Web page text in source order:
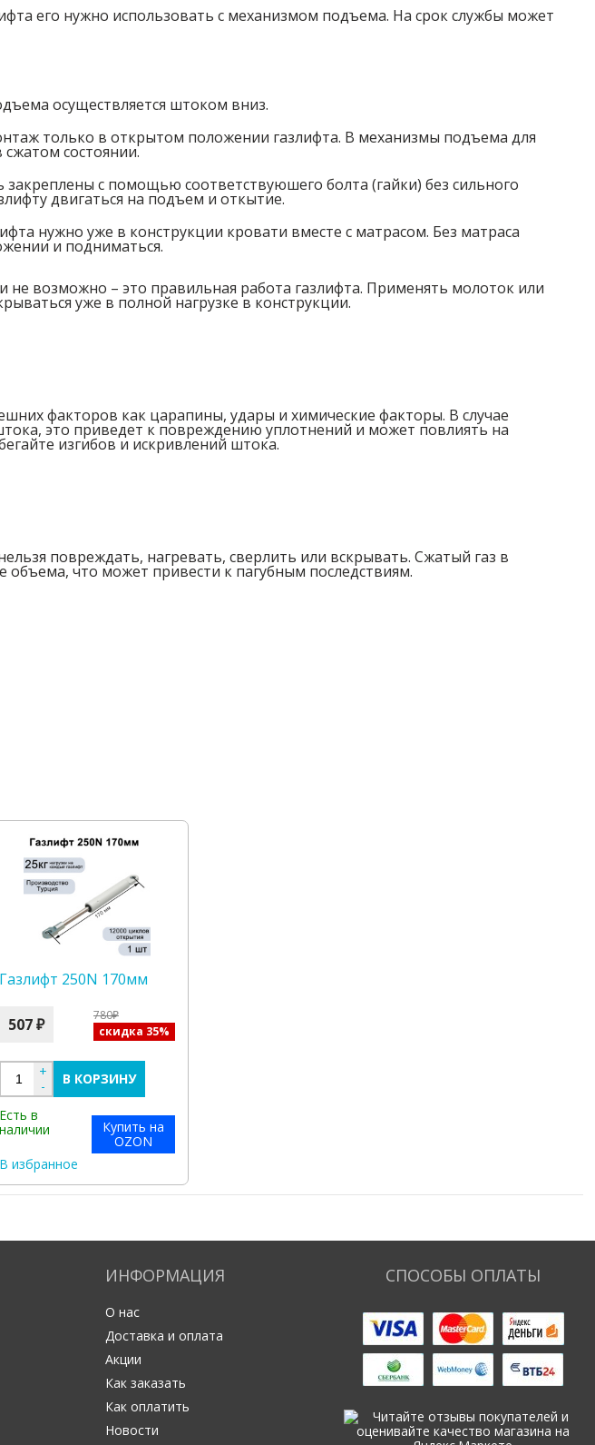
его нужно использовать с механизмом подъема. На срок службы может
осуществляется штоком вниз.
только в открытом положении газлифта. В механизмы подъема для
состоянии.
с помощью соответствуюшего болта (гайки) без сильного
двигаться на подъем и откытие.
нужно уже в конструкции кровати вместе с матрасом. Без матраса
и подниматься.
возможно – это правильная работа газлифта. Применять молоток или
уже в полной нагрузке в конструкции.
факторов как царапины, удары и химические факторы. В случае
это приведет к повреждению уплотнений и может повлиять на
изгибов и искривлений штока.
повреждать, нагревать, сверлить или вскрывать. Сжатый газ в
что может привести к пагубным последствиям.
Газлифт 250N 170мм
507 ₽
780₽
скидка 35%
-
+ В КОРЗИНУ
Есть в
наличии
В избранное
Купить на
OZON
ИНФОРМАЦИЯ
О нас
Доставка и оплата
Акции
Как заказать
Как оплатить
Новости
СПОСОБЫ ОПЛАТЫ